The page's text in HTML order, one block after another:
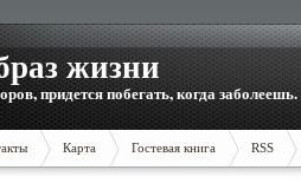
жизни
придется побегать, когда заболеешь.
Карта Гостевая книга RSS